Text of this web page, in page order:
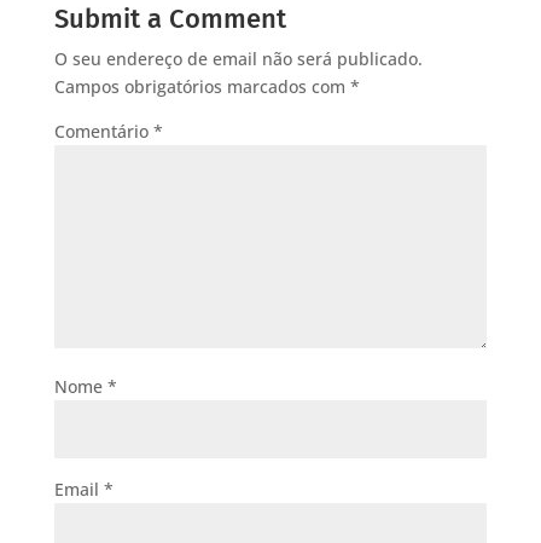
Submit a Comment
O seu endereço de email não será publicado.
Campos obrigatórios marcados com *
Comentário *
Nome *
Email *